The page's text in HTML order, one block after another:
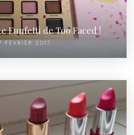
Funfetti de Too Faced !
FÉVRIER 2017